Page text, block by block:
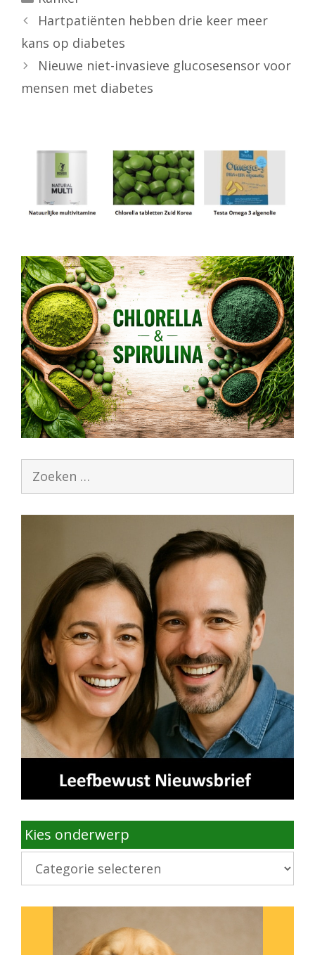
Hartpatiënten hebben drie keer meer
kans op diabetes
Nieuwe niet-invasieve glucosesensor voor
mensen met diabetes
Zoek
Kies onderwerp
Kies
onderwerp